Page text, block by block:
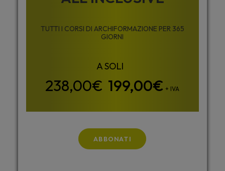
TUTTI I CORSI DI ARCHIFORMAZIONE PER 365
GIORNI
199,00€ + IVA
ABBONATI